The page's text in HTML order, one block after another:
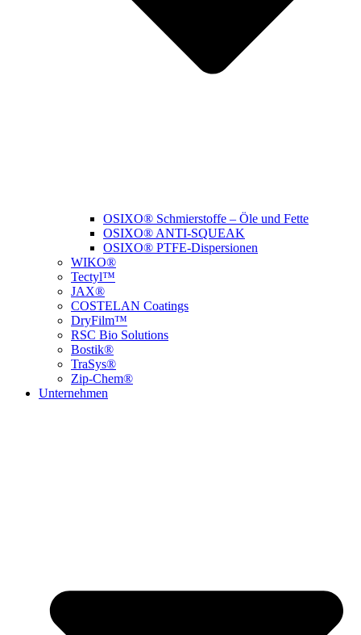
OSIXO® Schmierstoffe – Öle und Fette
OSIXO® ANTI-SQUEAK
OSIXO® PTFE-Dispersionen
WIKO®
Tectyl™
JAX®
COSTELAN Coatings
DryFilm™
RSC Bio Solutions
Bostik®
TraSys®
Zip-Chem®
Unternehmen